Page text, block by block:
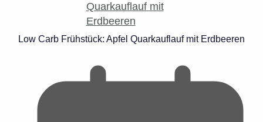
Low Carb Frühstück: Apfel Quarkauflauf mit Erdbeeren